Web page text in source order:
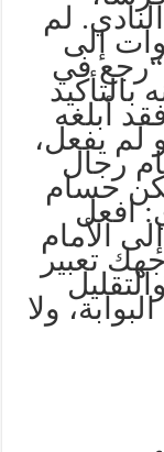
لم
إلى
“رجع في
أبلغه
لم يفعل،
رجال
حسام
افعل
الأمام
تعبير
ولا